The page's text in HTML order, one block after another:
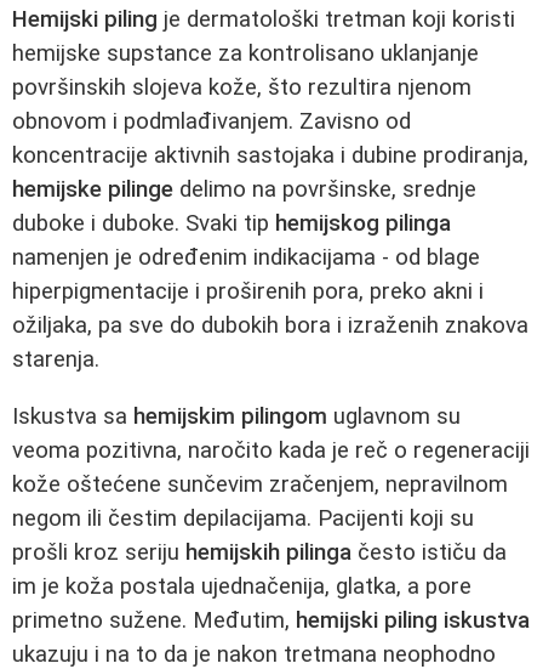
Hemijski piling je dermatološki tretman koji koristi
hemijske supstance za kontrolisano uklanjanje
površinskih slojeva kože, što rezultira njenom
obnovom i podmlađivanjem. Zavisno od
koncentracije aktivnih sastojaka i dubine prodiranja,
hemijske pilinge delimo na površinske, srednje
duboke i duboke. Svaki tip hemijskog pilinga
namenjen je određenim indikacijama - od blage
hiperpigmentacije i proširenih pora, preko akni i
ožiljaka, pa sve do dubokih bora i izraženih znakova
starenja.
Iskustva sa hemijskim pilingom uglavnom su
veoma pozitivna, naročito kada je reč o regeneraciji
kože oštećene sunčevim zračenjem, nepravilnom
negom ili čestim depilacijama. Pacijenti koji su
prošli kroz seriju hemijskih pilinga često ističu da
im je koža postala ujednačenija, glatka, a pore
primetno sužene. Međutim, hemijski piling iskustva
ukazuju i na to da je nakon tretmana neophodno